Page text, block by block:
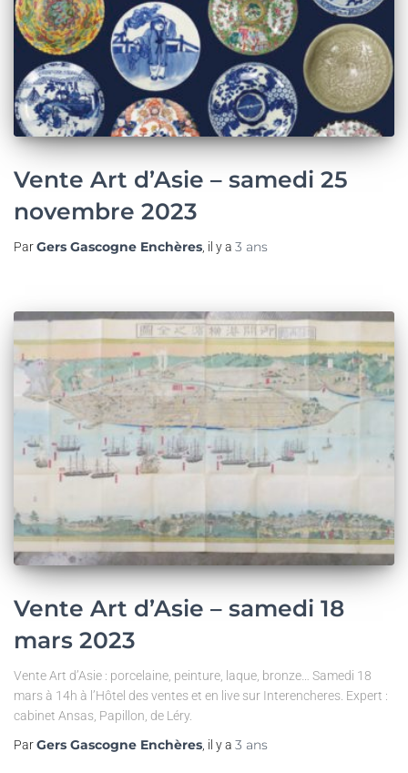
Vente Art d’Asie – samedi 25
novembre 2023
ParGers Gascogne Enchères, il y a 3 ans
Vente Art d’Asie – samedi 18
mars 2023
Vente Art d’Asie : porcelaine, peinture, laque, bronze… Samedi 18
mars à 14h à l’Hôtel des ventes et en live sur Interencheres. Expert :
cabinet Ansas, Papillon, de Léry.
ParGers Gascogne Enchères , il y a 3 ans